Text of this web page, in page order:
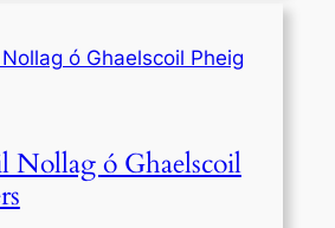
Nollag ó Ghaelscoil